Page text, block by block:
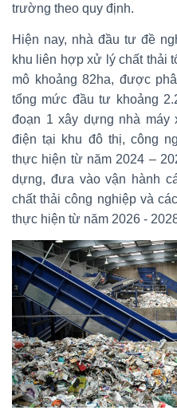
trường theo quy định.
Hiện nay, nhà đầu tư đề
khu liên hợp xử lý chất thải
mô khoảng 82ha, được
tổng mức đầu tư khoảng
đoạn 1 xây dựng nhà
điện tại khu đô thị, công
thực hiện từ năm 2024 –
dựng, đưa vào vận hành
chất thải công nghiệp và
thực hiện từ năm 2026 -